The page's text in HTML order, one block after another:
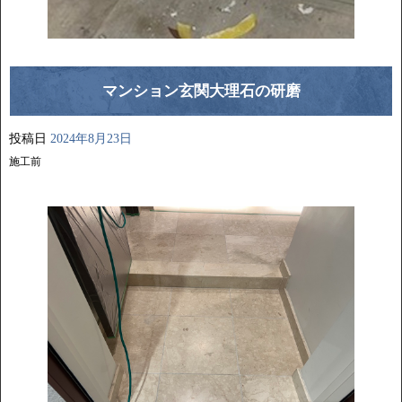
マンション玄関大理石の研磨
投稿日 2024年8月23日
施工前